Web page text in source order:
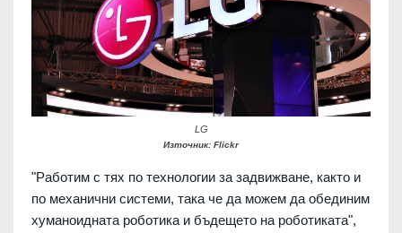
LG
Източник: Flickr
"Работим с тях по технологии за задвижване, както и
по механични системи, така че да можем да обединим
хуманоидната роботика и бъдещето на роботиката",